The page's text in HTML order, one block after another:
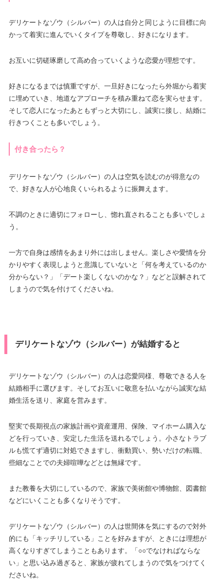
デリケートなゾウ（シルバー）の人は自分と同じように目標に向
かって着実に進んでいくタイプを尊敬し、好きになります。
お互いに切磋琢磨して高め合っていくような恋愛が理想です。
好きになるまでは慎重ですが、一旦好きになったら外堀から着実
に埋めていき、地道なアプローチを積み重ねて恋を実らせます。
そして恋人になったあともずっと大切にし、誠実に接し、結婚に
行きつくことも多いでしょう。
付き合ったら？
デリケートなゾウ（シルバー）の人は空気を読むのが得意なの
で、好きな人が心地良くいられるように振舞えます。
不調のときに適切にフォローし、惚れ直されることも多いでしょ
う。
一方で自身は感情をあまり外には出しません。楽しさや愛情を分
かりやすく表現しようと意識していないと「何を考えているのか
分からない？」「デート楽しくないのかな？」などと誤解されて
しまうので気を付けてくださいね。
デリケートなゾウ（シルバー）が結婚すると
デリケートなゾウ（シルバー）の人は恋愛同様、尊敬できる人を
結婚相手に選びます。そしてお互いに敬意を払いながら誠実な結
婚生活を送り、家庭を営みます。
堅実で長期視点の家族計画や資産運用、保険、マイホーム購入な
どを行っていき、安定した生活を送れるでしょう。小さなトラブ
ルも慌てず適切に対処できますし、衝動買い、勢いだけの転職、
些細なことでの夫婦喧嘩などとは無縁です。
また教養を大切にしているので、家族で美術館や博物館、図書館
などにいくことも多くなりそうです。
デリケートなゾウ（シルバー）の人は世間体を気にするので対外
的にも「キッチリしている」ことを好みますが、ときには理想が
高くなりすぎてしまうこともあります。「○○でなければならな
い」と思い込み過ぎると、家族が疲れてしまうので気をつけてく
ださいね。